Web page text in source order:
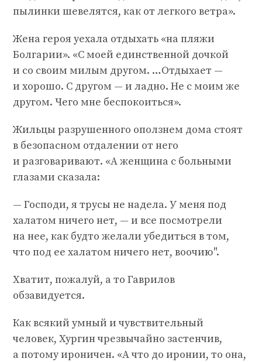
пылинки шевелятся, как от легкого ветра».
Жена героя уехала отдыхать «на пляжи
Болгарии». «С моей единственной дочкой
и со своим милым другом. …Отдыхает —
и хорошо. С другом — и ладно. Не с моим же
другом. Чего мне беспокоиться».
Жильцы разрушенного оползнем дома стоят
в безопасном отдалении от него
и разговаривают. «А женщина с больными
глазами сказала:
— Господи, я трусы не надела. У меня под
халатом ничего нет, — и все посмотрели
на нее, как будто желали убедиться в том,
что под ее халатом ничего нет, воочию".
Хватит, пожалуй, а то Гаврилов
обзавидуется.
Как всякий умный и чувствительный
человек, Хургин чрезвычайно застенчив,
а потому ироничен. «А что до иронии, то она,